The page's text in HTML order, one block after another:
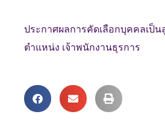
ประกาศผลการคัดเลือกบุคคลเป็น
ตำแหน่ง เจ้าพนักงานธุรการ